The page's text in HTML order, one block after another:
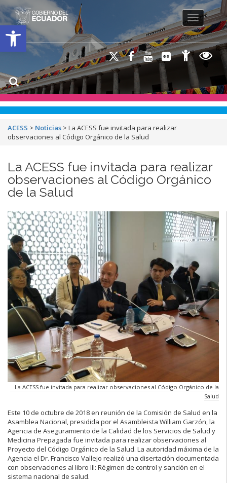
Open toolbar
Toggle
ACESS > Noticias > La ACESS fue invitada para realizar
observaciones al Código Orgánico de la Salud
La ACESS fue invitada para realizar
observaciones al Código Orgánico
de la Salud
La ACESS fue invitada para realizar observaciones al Código Orgánico de la
Salud
Este 10 de octubre de 2018 en reunión de la Comisión de Salud en la
Asamblea Nacional, presidida por el Asambleista William Garzón, la
Agencia de Aseguramiento de la Calidad de los Servicios de Salud y
Medicina Prepagada fue invitada para realizar observaciones al
Proyecto del Código Orgánico de la Salud. La autoridad máxima de la
Agencia el Dr. Francisco Vallejo realizó una disertación documentada
con observaciones al libro III: Régimen de control y sanción en el
sistema nacional de salud.